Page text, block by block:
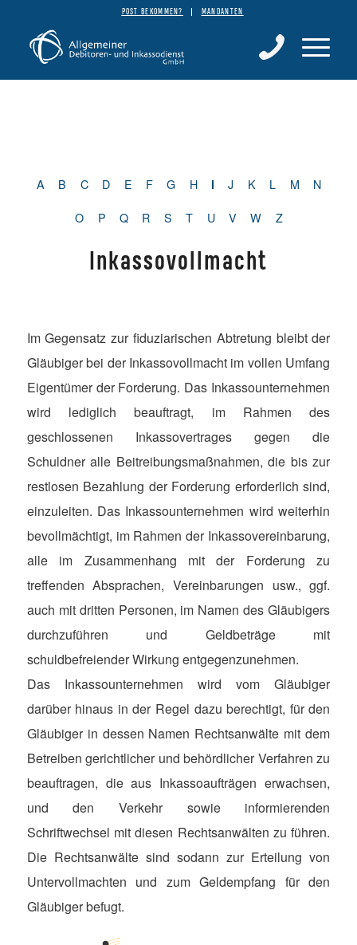
POST BEKOMMEN? MANDANTEN
A B C D E F G H I J K L M
N
O
P Q R S T U V W Z
Inkassovollmacht
Im Gegensatz zur fiduziarischen Abtretung bleibt der
Gläubiger bei der Inkassovollmacht im vollen Umfang
Eigentümer der Forderung. Das Inkassounternehmen
wird lediglich beauftragt, im Rahmen des
geschlossenen Inkassovertrages gegen die
Schuldner alle Beitreibungsmaßnahmen, die bis zur
restlosen Bezahlung der Forderung erforderlich sind,
einzuleiten. Das Inkassounternehmen wird weiterhin
bevollmächtigt, im Rahmen der Inkassovereinbarung,
alle im Zusammenhang mit der Forderung zu
treffenden Absprachen, Vereinbarungen usw., ggf.
auch mit dritten Personen, im Namen des Gläubigers
durchzuführen und Geldbeträge mit
schuldbefreiender Wirkung entgegenzunehmen.
Das Inkassounternehmen wird vom Gläubiger
darüber hinaus in der Regel dazu berechtigt, für den
Gläubiger in dessen Namen Rechtsanwälte mit dem
Betreiben gerichtlicher und behördlicher Verfahren zu
beauftragen, die aus Inkassoaufträgen erwachsen,
und den Verkehr sowie informierenden
Schriftwechsel mit diesen Rechtsanwälten zu führen.
Die Rechtsanwälte sind sodann zur Erteilung von
Untervollmachten und zum Geldempfang für den
Gläubiger befugt.